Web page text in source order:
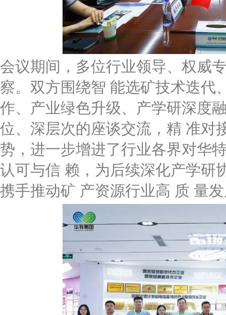
会议期间，多位行业领导、权威
察。双方围绕智 能选矿技术迭代
作、产业绿色升级、产学研深度
位、深层次的座谈交流，精 准对
势，进一步增进了行业各界对华
认可与信 赖，为后续深化产学研
携手推动矿 产资源行业高 质 量